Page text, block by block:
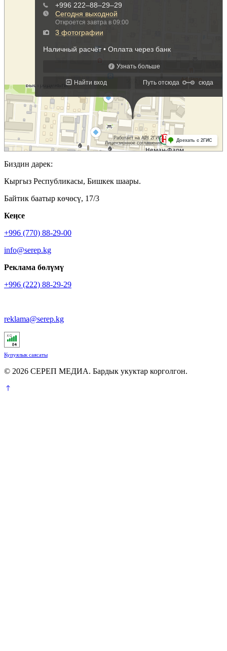
Биздин дарек:
Кыргыз Республикасы, Бишкек шаары.
Байтик баатыр көчөсү, 17/3
Кеӊсе
+996 (770) 88-29-00
info@serep.kg
Реклама бөлүмү
+996 (222) 88-29-29
reklama@serep.kg
Купуялык саясаты
© 2026 СЕРЕП МЕДИА. Бардык укуктар корголгон.